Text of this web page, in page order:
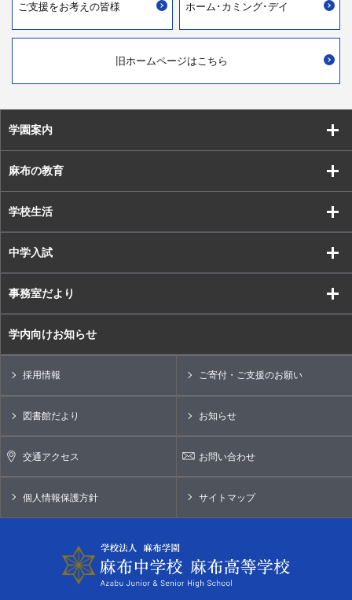
ご支援をお考えの皆様 ホーム･カミング･デイ
旧ホームページはこちら
学園案内
麻布の教育
学校生活
中学入試
事務室だより
学内向けお知らせ
採用情報 ご寄付・ご支援のお願い
図書館だより お知らせ
交通アクセス お問い合わせ
個人情報保護方針 サイトマップ